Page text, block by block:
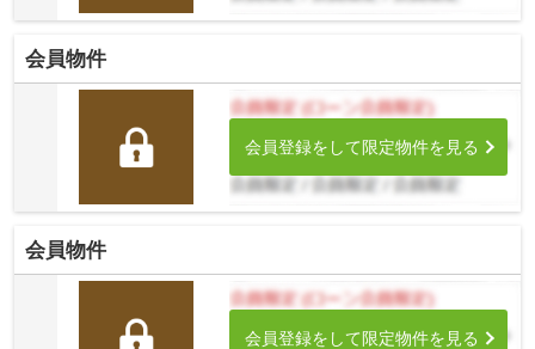
会員物件
会員登録をして限定物件を見る
会員物件
会員登録をして限定物件を見る